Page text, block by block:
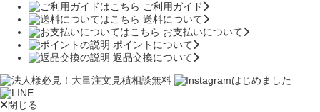
ご利用ガイド
送料について
お支払いについて
ポイントについて
返品交換について
閉じる